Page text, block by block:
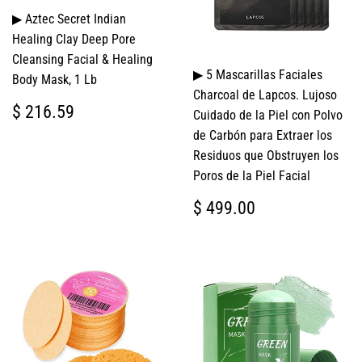
▶ Aztec Secret Indian
Healing Clay Deep Pore
Cleansing Facial & Healing
Body Mask, 1 Lb
PRECIO
HABITUAL
$ 216.59
▶ 5 Mascarillas Faciales
Charcoal de Lapcos. Lujoso
Cuidado de la Piel con Polvo
de Carbón para Extraer los
Residuos que Obstruyen los
Poros de la Piel Facial
PRECIO
HABITUAL
$ 499.00